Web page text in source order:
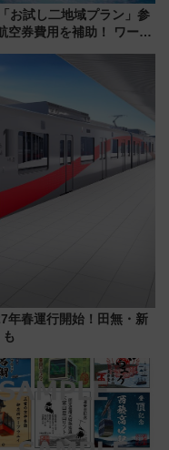
お試し二地域プラン」参
空券費用を補助！ ワーケ
？ 2026年は対象のエリア
年春運行開始！田無・新